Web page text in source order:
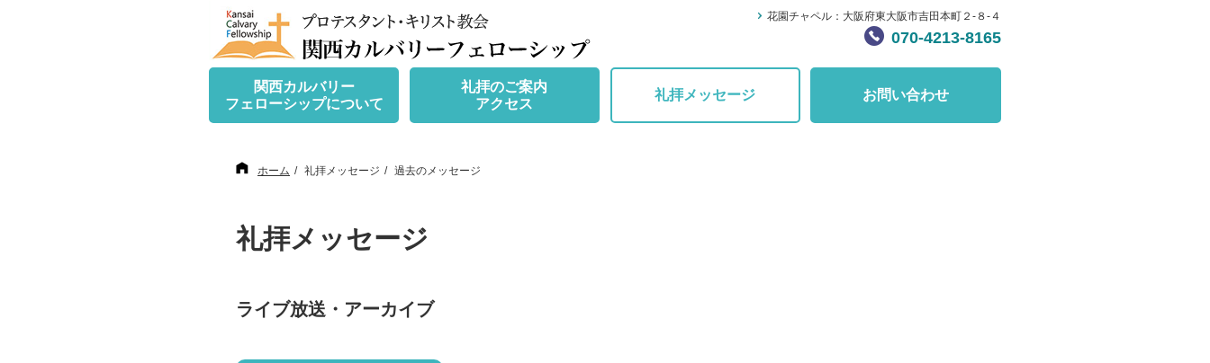
花園チャペル：大阪府東大阪市吉田本町２-８-４
070-4213-8165
関西カルバリー
フェローシップについて
礼拝のご案内
アクセス
礼拝メッセージ お問い合わせ
ホーム 礼拝メッセージ 過去のメッセージ
礼拝メッセージ
ライブ放送・アーカイブ